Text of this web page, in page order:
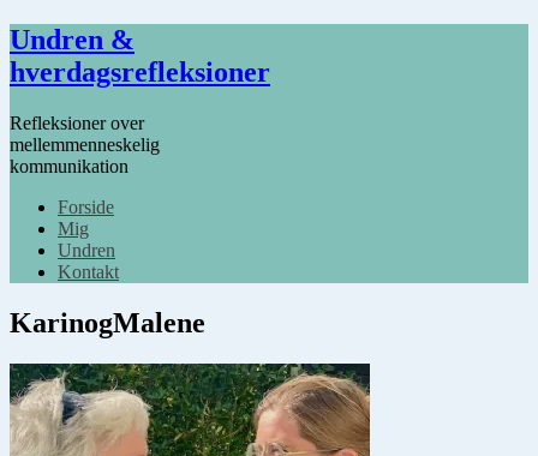
Undren &
hverdagsrefleksioner
Refleksioner over
mellemmenneskelig
kommunikation
Forside
Mig
Undren
Kontakt
KarinogMalene